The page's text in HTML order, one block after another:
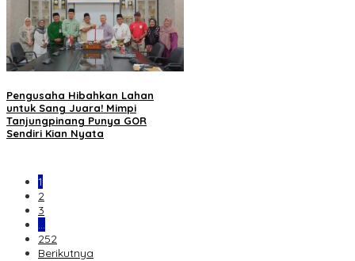
Pengusaha Hibahkan Lahan
untuk Sang Juara! Mimpi
Tanjungpinang Punya GOR
Sendiri Kian Nyata
1
2
3
…
252
Berikutnya